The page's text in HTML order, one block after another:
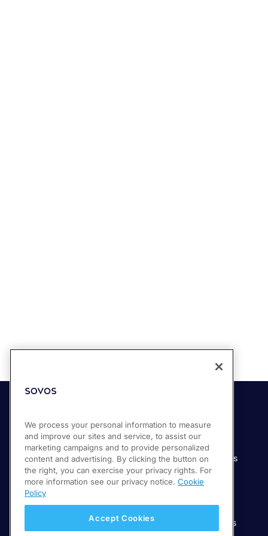
Soluciones
Compliance Cloud
Productos
Servicios
Industrias
Manufactura
Servicios financieros
Servicios digitales
Salud
Telecomunicaciones
We process your personal information to measure
and improve our sites and service, to assist our
marketing campaigns and to provide personalized
content and advertising. By clicking the button on
the right, you can exercise your privacy rights. For
more information see our privacy notice. Cookie
Policy
Accept Cookies